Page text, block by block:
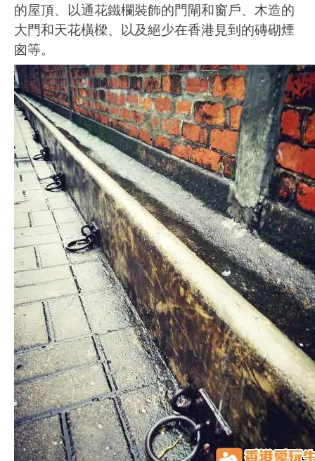
的屋頂、以通花鐵欄裝飾的門閘和窗戶、木造的
大門和天花橫樑、以及絕少在香港見到的磚砌煙
囪等。